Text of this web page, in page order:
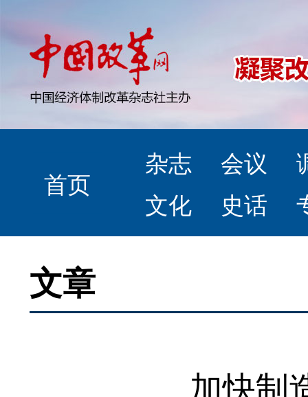
首页
杂志 会议
文化
史话
文章
加快制